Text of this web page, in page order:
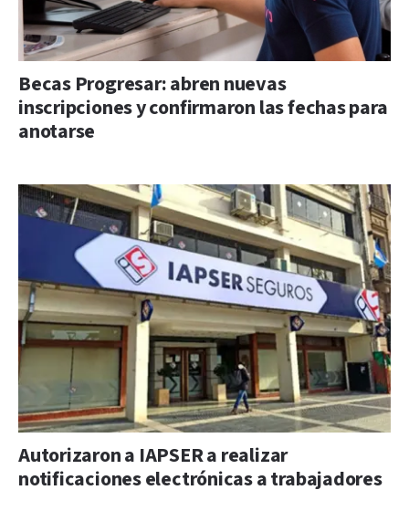
Becas Progresar: abren nuevas
inscripciones y confirmaron las fechas para
anotarse
Autorizaron a IAPSER a realizar
notificaciones electrónicas a trabajadores